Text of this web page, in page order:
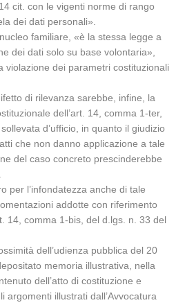
cit. con le vigenti norme di rango
dei dati personali».
familiare, «è la stessa legge a
dei dati solo su base volontaria»,
violazione dei parametri costituzionali
di rilevanza sarebbe, infine, la
dell’art. 14, comma 1-ter,
d’ufficio, in quanto il giudizio
che non danno applicazione a tale
del caso concreto prescinderebbe
per l’infondatezza anche di tale
addotte con riferimento
14, comma 1-bis, del d.lgs. n. 33 del
dell’udienza pubblica del 20
memoria illustrativa, nella
dell’atto di costituzione e
argomenti illustrati dall’Avvocatura